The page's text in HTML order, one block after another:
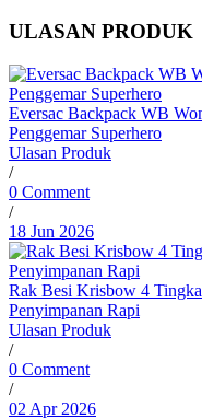
ULASAN PRODUK
Eversac Backpack WB
Penggemar Superhero
Ulasan Produk
/
0 Comment
/
18 Jun 2026
Rak Besi Krisbow 4
Penyimpanan Rapi
Ulasan Produk
/
0 Comment
/
02 Apr 2026